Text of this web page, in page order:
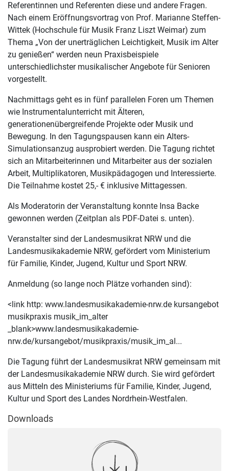
Referentinnen und Referenten diese und andere Fragen.
Nach einem Eröffnungsvortrag von Prof. Marianne Steffen-
Wittek (Hochschule für Musik Franz Liszt Weimar) zum
Thema „Von der unerträglichen Leichtigkeit, Musik im Alter
zu genießen“ werden neun Praxisbeispiele
unterschiedlichster musikalischer Angebote für Senioren
vorgestellt.
Nachmittags geht es in fünf parallelen Foren um Themen
wie Instrumentalunterricht mit Älteren,
generationenübergreifende Projekte oder Musik und
Bewegung. In den Tagungspausen kann ein Alters-
Simulationsanzug ausprobiert werden. Die Tagung richtet
sich an Mitarbeiterinnen und Mitarbeiter aus der sozialen
Arbeit, Multiplikatoren, Musikpädagogen und Interessierte.
Die Teilnahme kostet 25,- € inklusive Mittagessen.
Als Moderatorin der Veranstaltung konnte Insa Backe
gewonnen werden (Zeitplan als PDF-Datei s. unten).
Veranstalter sind der Landesmusikrat NRW und die
Landesmusikakademie NRW, gefördert vom Ministerium
für Familie, Kinder, Jugend, Kultur und Sport NRW.
Anmeldung (so lange noch Plätze vorhanden sind):
<link http: www.landesmusikakademie-nrw.de kursangebot
musikpraxis musik_im_alter
_blank>www.landesmusikakademie-
nrw.de/kursangebot/musikpraxis/musik_im_al...
Die Tagung führt der Landesmusikrat NRW gemeinsam mit
der Landesmusikakademie NRW durch. Sie wird gefördert
aus Mitteln des Ministeriums für Familie, Kinder, Jugend,
Kultur und Sport des Landes Nordrhein-Westfalen.
Downloads